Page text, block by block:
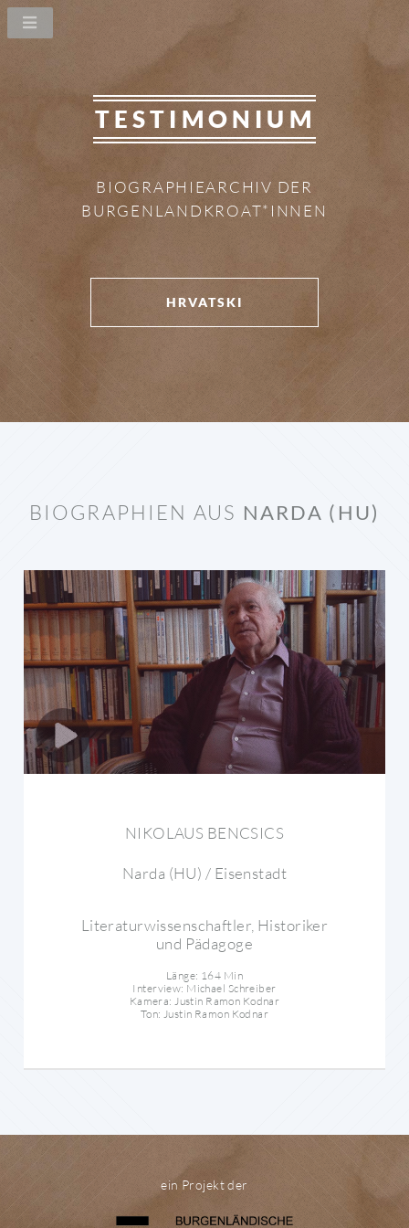
TESTIMONIUM
BIOGRAPHIEARCHIV DER
BURGENLANDKROAT*INNEN
HRVATSKI
BIOGRAPHIEN AUS NARDA (HU)
NIKOLAUS BENCSICS
Narda (HU) / Eisenstadt
Literaturwissenschaftler, Historiker
und Pädagoge
Länge: 164 Min
Interview: Michael Schreiber
Kamera: Justin Ramon Kodnar
Ton: Justin Ramon Kodnar
ein Projekt der